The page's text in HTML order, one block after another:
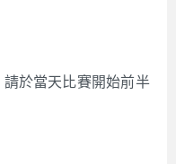
於當天比賽開始前半